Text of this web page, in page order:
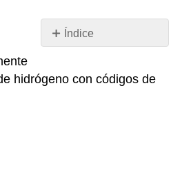
Índice
de
hidrógeno con códigos de